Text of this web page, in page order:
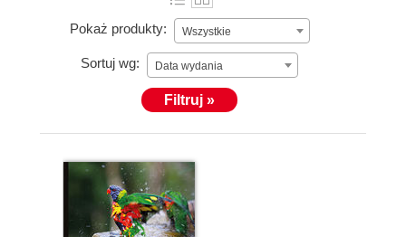
Pokaż produkty: Wszystkie
Sortuj wg: Data wydania
Filtruj »